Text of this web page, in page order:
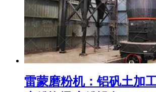
雷蒙磨粉机：铝矾土加